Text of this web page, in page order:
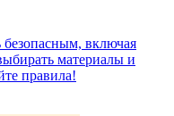
включая
материалы и
правила!